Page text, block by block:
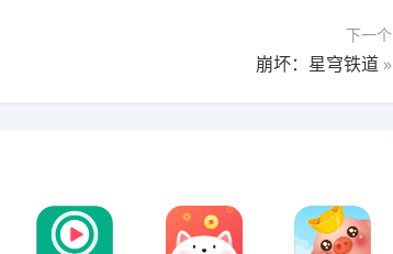
下一个
崩坏：星穹铁道»